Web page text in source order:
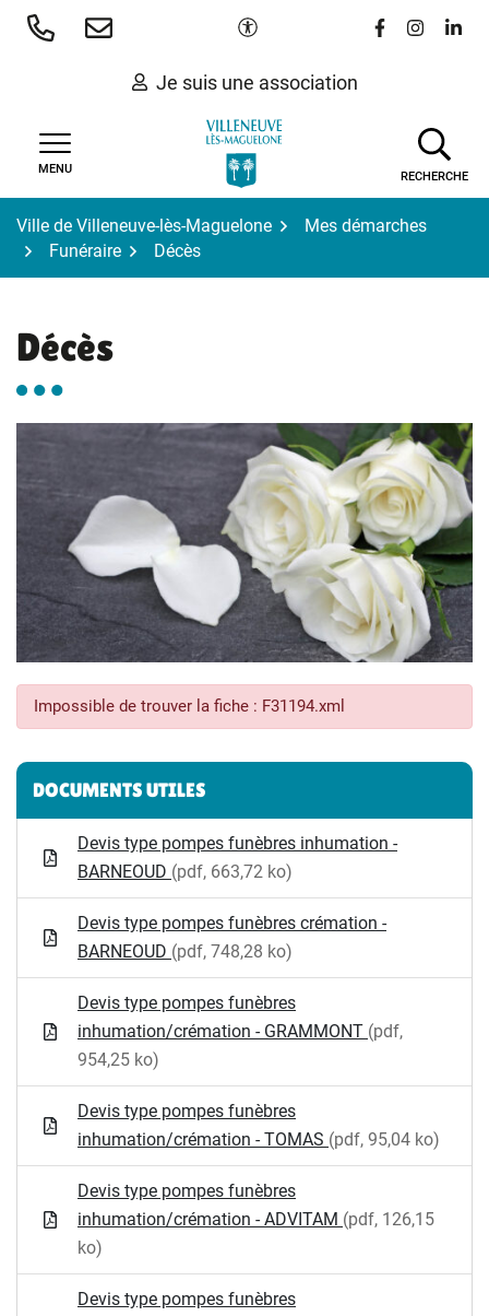
Aller
Paramètres d'accessibilité
Lien vers le
Lien vers
Lien
Je suis une association
MENU
RECHERCHE
Ville de Villeneuve-lès-Maguelone
Mes démarches
Funéraire
Décès
Décès
Impossible de trouver la fiche : F31194.xml
Informations complémentaires
DOCUMENTS UTILES
Devis type pompes funèbres inhumation -
BARNEOUD (pdf, 663,72 ko)
Devis type pompes funèbres crémation -
BARNEOUD (pdf, 748,28 ko)
Devis type pompes funèbres
inhumation/crémation - GRAMMONT (pdf,
954,25 ko)
Devis type pompes funèbres
inhumation/crémation - TOMAS (pdf, 95,04 ko)
Devis type pompes funèbres
inhumation/crémation - ADVITAM (pdf, 126,15
ko)
Devis type pompes funèbres